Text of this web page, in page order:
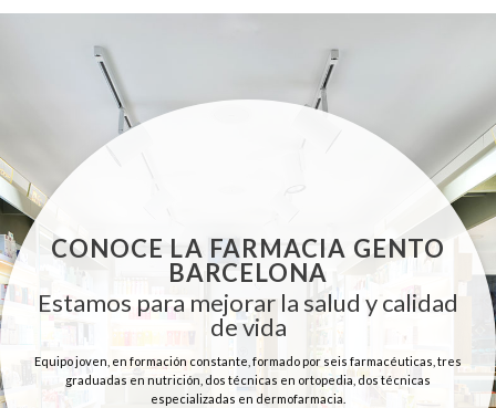
CONOCE LA FARMACIA GENTO
BARCELONA
Estamos para mejorar la salud y calidad
de vida
Equipo joven, en formación constante, formado por seis farmacéuticas, tres
graduadas en nutrición, dos técnicas en ortopedia, dos técnicas
especializadas en dermofarmacia.